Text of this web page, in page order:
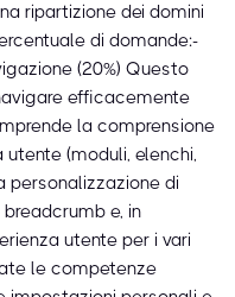
ripartizione dei domini
di domande:-
(20%) Questo
efficacemente
la comprensione
(moduli, elenchi,
personalizzazione di
e, in
utente per i vari
le competenze